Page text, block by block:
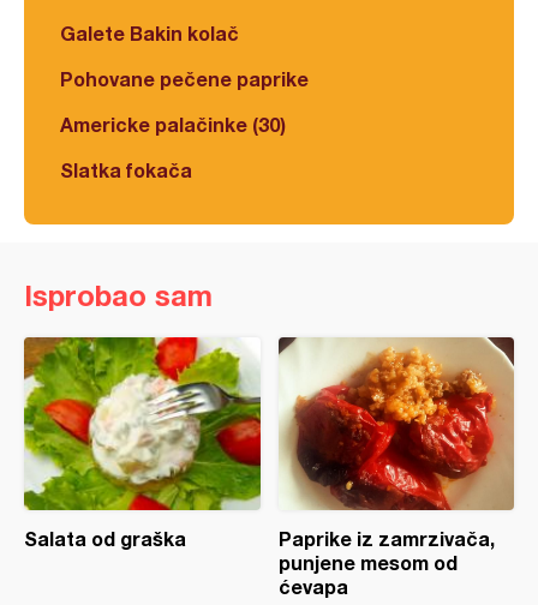
Galete Bakin kolač
Pohovane pečene paprike
Americke palačinke (30)
Slatka fokača
Isprobao sam
Salata od graška
Paprike iz zamrzivača,
punjene mesom od
ćevapa